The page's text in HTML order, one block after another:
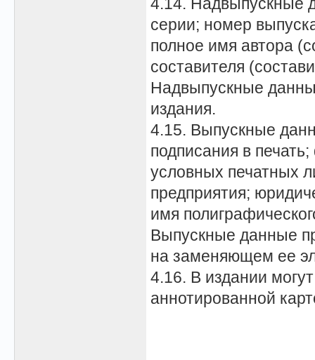
серии; номер
полное имя автора
составителя
Надвыпускные
издания.
4.15. Выпускные
подписания в
условных печатных
предприятия;
имя
Выпускные данные
на заменяющем ее
4.16. В издании
аннотированной